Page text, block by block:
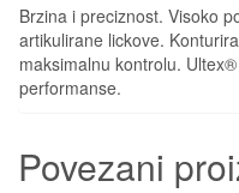
Brzina i preciznost. Visoko
artikulirane lickove.
maksimalnu kontrolu.
performanse.
Povezani